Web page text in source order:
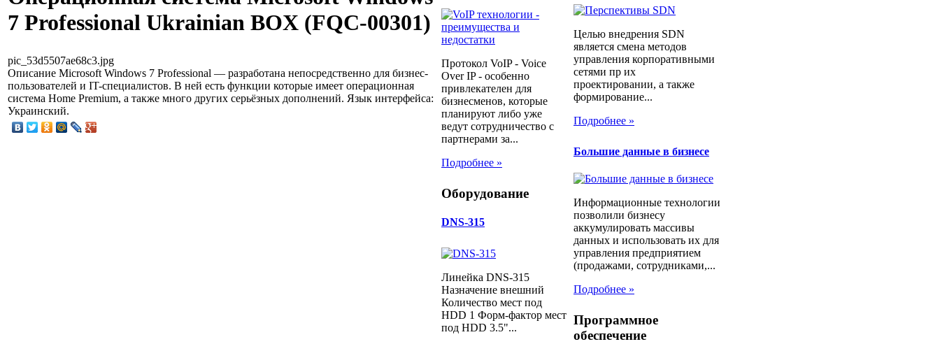
7 Professional Ukrainian BOX (FQC-00301)
pic_53d5507ae68c3.jpg
Описание Microsoft Windows 7 Professional — разработана непосредственно для бизнес-
пользователей и IT-специалистов. В ней есть функции которые имеет операционная
система Home Premium, а также много других серьёзных дополнений. Язык интерфейса:
Украинский.
Протокол VoIP - Voice
Over IP - особенно
привлекателен для
бизнесменов, которые
планируют либо уже
ведут сотрудничество с
партнерами за...
Подробнее »
Оборудование
DNS-315
Линейка DNS-315
Назначение внешний
Количество мест под
HDD 1 Форм-фактор мест
под HDD 3.5"...
Целью внедрения SDN
является смена методов
управления корпоративными
сетями пр их
проектировании, а также
формирование...
Подробнее »
Большие данные в бизнесе
Информационные технологии
позволили бизнесу
аккумулировать массивы
данных и использовать их для
управления предприятием
(продажами, сотрудниками,...
Подробнее »
Программное
обеспечение